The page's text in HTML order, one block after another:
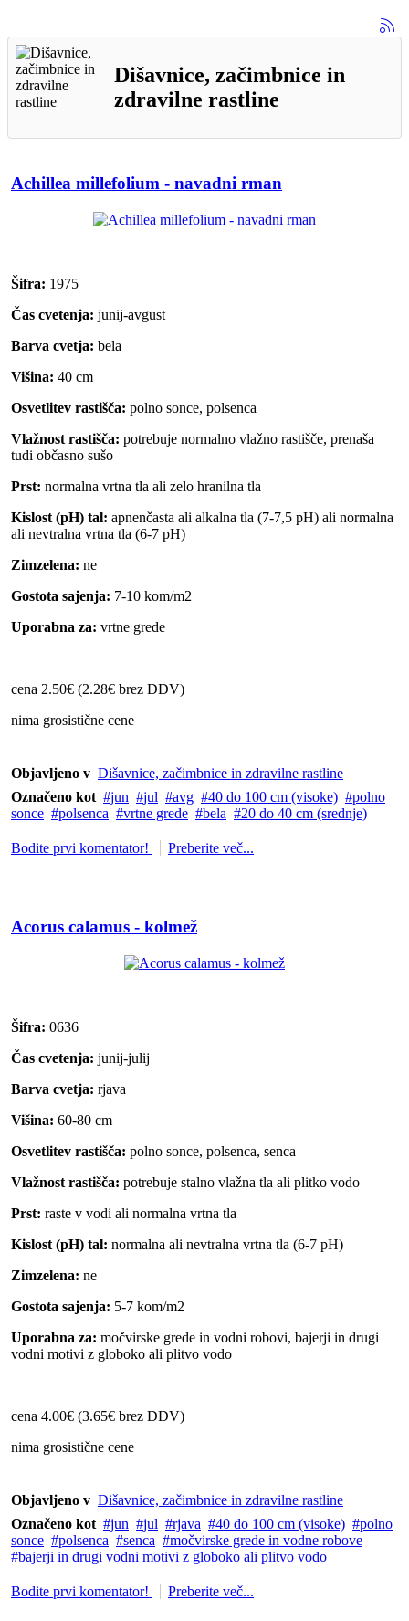
Dišavnice, začimbnice in
zdravilne rastline
Achillea millefolium - navadni rman
Šifra: 1975
Čas cvetenja: junij-avgust
Barva cvetja: bela
Višina: 40 cm
Osvetlitev rastišča: polno sonce, polsenca
Vlažnost rastišča: potrebuje normalno vlažno rastišče, prenaša
tudi občasno sušo
Prst: normalna vrtna tla ali zelo hranilna tla
Kislost (pH) tal: apnenčasta ali alkalna tla (7-7,5 pH) ali normalna
ali nevtralna vrtna tla (6-7 pH)
Zimzelena: ne
Gostota sajenja: 7-10 kom/m2
Uporabna za: vrtne grede
cena 2.50€ (2.28€ brez DDV)
nima grosistične cene
Objavljeno v Dišavnice, začimbnice in zdravilne rastline
Označeno kot
jun jul avg 40 do 100 cm (visoke)
polno
sonce
polsenca vrtne grede bela 20 do 40 cm (srednje)
Bodite prvi komentator! Preberite več...
Acorus calamus - kolmež
Šifra: 0636
Čas cvetenja: junij-julij
Barva cvetja: rjava
Višina: 60-80 cm
Osvetlitev rastišča: polno sonce, polsenca, senca
Vlažnost rastišča: potrebuje stalno vlažna tla ali plitko vodo
Prst: raste v vodi ali normalna vrtna tla
Kislost (pH) tal: normalna ali nevtralna vrtna tla (6-7 pH)
Zimzelena: ne
Gostota sajenja: 5-7 kom/m2
Uporabna za: močvirske grede in vodni robovi, bajerji in drugi
vodni motivi z globoko ali plitvo vodo
cena 4.00€ (3.65€ brez DDV)
nima grosistične cene
Objavljeno v Dišavnice, začimbnice in zdravilne rastline
Označeno kot
jun jul rjava 40 do 100 cm (visoke)
polno
sonce
polsenca senca
močvirske grede in vodne robove
bajerji in drugi vodni motivi z globoko ali plitvo vodo
Bodite prvi komentator! Preberite več...